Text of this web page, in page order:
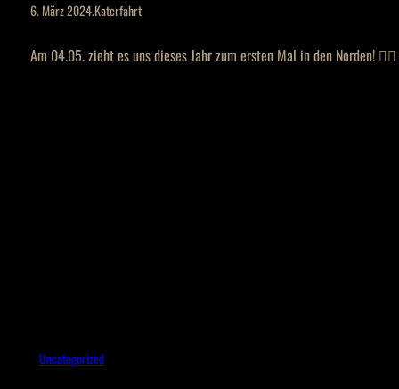
6. März 2024.Katerfahrt
Am 04.05. zieht es uns dieses Jahr zum ersten Mal in den Norden!
Uncategorized